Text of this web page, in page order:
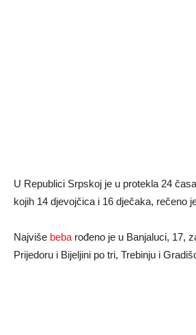
U Republici Srpskoj je u protekla 24
kojih 14 djevojčica i 16 dječaka, rečeno
Najviše beba rođeno je u Banjaluci, 17,
Prijedoru i Bijeljini po tri, Trebinju i